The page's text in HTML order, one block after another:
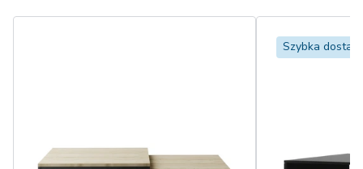
Szybka